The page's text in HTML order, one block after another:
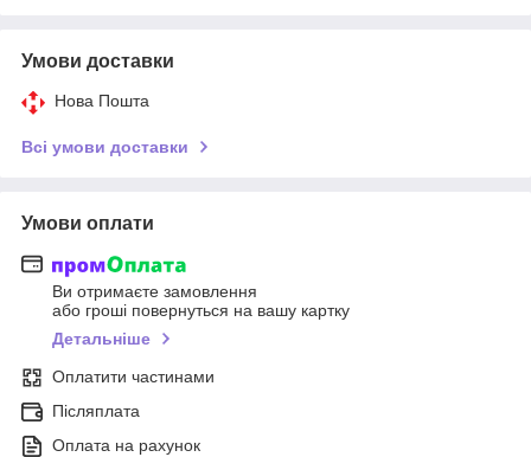
Умови доставки
Нова Пошта
Всі умови доставки
Умови оплати
Ви отримаєте замовлення
або гроші повернуться на вашу картку
Детальніше
Оплатити частинами
Післяплата
Оплата на рахунок